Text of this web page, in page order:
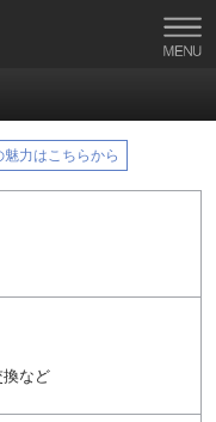
力はこちらから
換など